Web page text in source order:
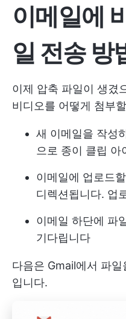
이메일에
일 전송 방
이제 압축 파일이 생겼
비디오를 어떻게 첨부
새 이메일을 작성
으로 종이 클립
이메일에 업로드
디렉션됩니다. 업
이메일 하단에 파
기다립니다
다음은 Gmail에서 파
입니다.